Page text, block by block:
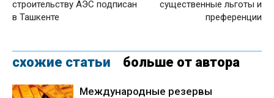
строительству АЭС подписан
в Ташкенте
существенные льготы и
преференции
схожие статьи больше от автора
Международные резервы